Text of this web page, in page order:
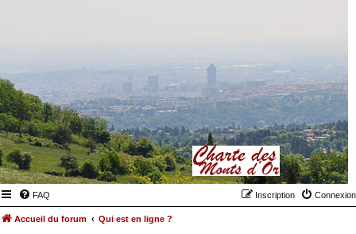
FAQ Connexion
Inscription
Accueil du forum Qui est en ligne ?